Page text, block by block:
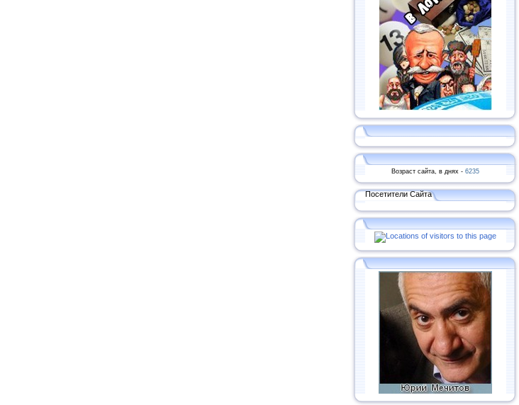
Возраст сайта, в днях - 6235
Посетители Сайта